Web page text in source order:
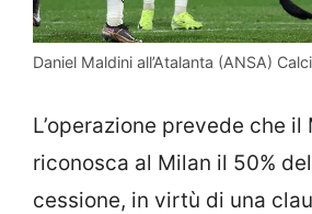
Daniel Maldini all’Atalanta (ANSA)
L’operazione prevede che il
riconosca al Milan il 50%
cessione, in virtù di una